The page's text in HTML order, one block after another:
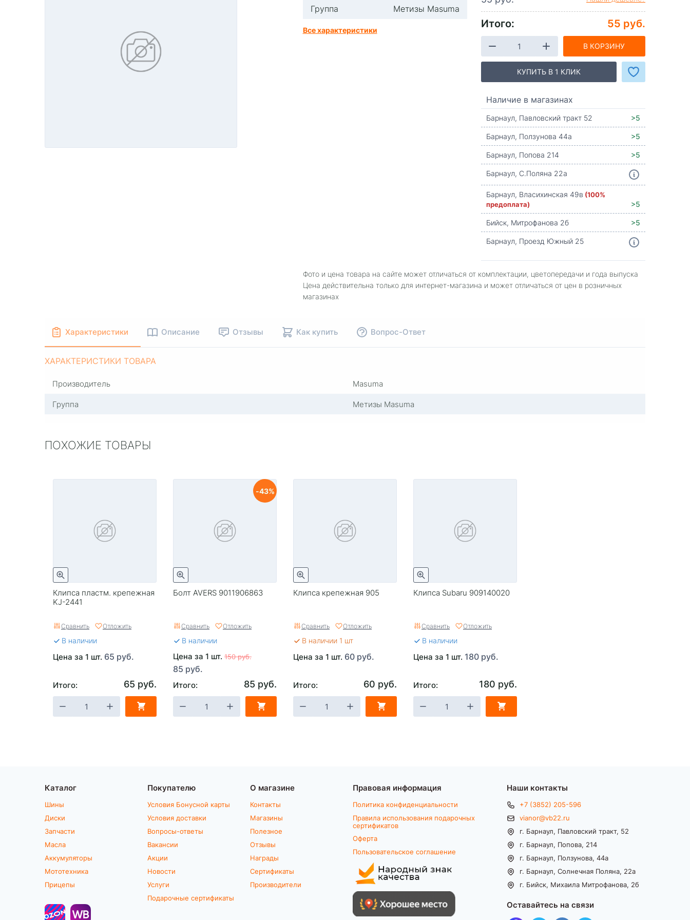
Группа
Метизы Masuma
Все характеристики Итого: 55 руб.
В КОРЗИНУ
КУПИТЬ В 1 КЛИК
Наличие в магазинах
Барнаул, Павловский тракт 52
>5
Барнаул, Ползунова 44а
>5
Барнаул, Попова 214
>5
Барнаул, С.Поляна 22а
Барнаул, Власихинская 49в (100%
предоплата)
>5
Бийск, Митрофанова 2б
>5
Барнаул, Проезд Южный 25
Фото и цена товара на сайте может отличаться от комплектации, цветопередачи и года выпуска
Цена действительна только для интернет-магазина и может отличаться от цен в розничных
магазинах
Характеристики Описание Отзывы Как купить Вопрос-Ответ
ХАРАКТЕРИСТИКИ ТОВАРА
Производитель
Masuma
Группа
Метизы Masuma
ПОХОЖИЕ ТОВАРЫ
Клипса пластм. крепежная
KJ-2441
Сравнить Отложить
В наличии
Цена за 1 шт. 65 руб.
Итого: 65 руб.
Болт AVERS 9011906863
43
Сравнить Отложить
В наличии
Цена за 1 шт. 150 руб.
85 руб.
Итого: 85 руб.
Клипса крепежная 905
Сравнить Отложить
В наличии 1 шт
Цена за 1 шт. 60 руб.
Итого: 60 руб.
Клипса Subaru 909140020
Сравнить Отложить
В наличии
Цена за 1 шт. 180 руб.
Итого: 180 руб.
Каталог
Шины
Диски
Запчасти
Масла
Аккумуляторы
Мототехника
Прицепы
Покупателю
Условия Бонусной карты
Условия доставки
Вопросы-ответы
Вакансии
Акции
Новости
Услуги
Подарочные сертификаты
О магазине
Контакты
Магазины
Полезное
Отзывы
Награды
Сертификаты
Производители
Правовая информация
Политика конфиденциальности
Правила использования подарочных
сертификатов
Оферта
Пользовательское соглашение
Наши контакты
+7 (3852) 205-596
vianor@vb22.ru
г. Барнаул, Павловский тракт, 52
г. Барнаул, Попова, 214
г. Барнаул, Ползунова, 44а
г. Барнаул, Солнечная Поляна, 22а
г. Бийск, Михаила Митрофанова, 2б
Оставайтесь на связи